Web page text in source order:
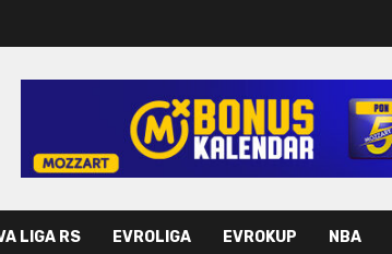
LIGA RS EVROLIGA EVROKUP NBA